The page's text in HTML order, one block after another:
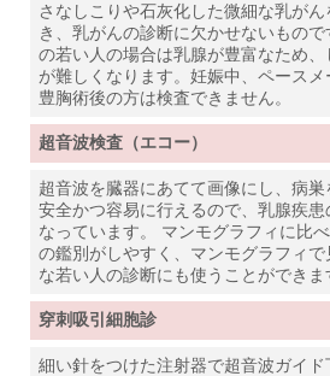
さなしこりや石灰化した微細な乳が
き、乳がんの診断に欠かせないもの
の若い人の場合は乳腺が豊富なため、
が難しくなります。妊娠中、ペースメ
豊胸術後の方は検査できません。
超音波検査（エコー）
超音波を臓器にあてて画像にし、病巣
安全かつ容易に行えるので、乳腺疾
なっています。 マンモグラフィに比
の鑑別がしやすく、マンモグラフィ
な若い人の診断にも使うことができま
穿刺吸引細胞診
細い針をつけた注射器で超音波ガイ